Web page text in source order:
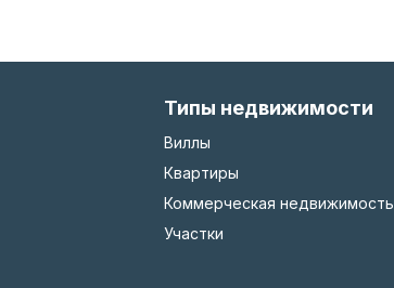
Типы недвижимости
Виллы
Квартиры
Коммерческая недвижимость
Участки